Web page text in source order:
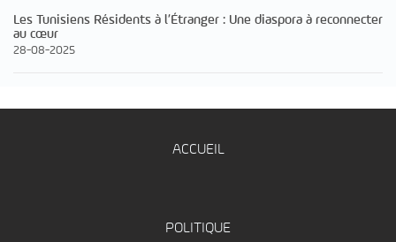
Les Tunisiens Résidents à l’Étranger : Une diaspora à reconnecter
au cœur
28-08-2025
ACCUEIL
POLITIQUE